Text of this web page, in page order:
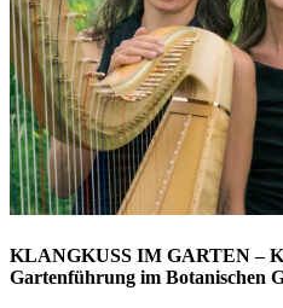
KLANGKUSS IM GARTEN –
Gartenführung im Botanischen